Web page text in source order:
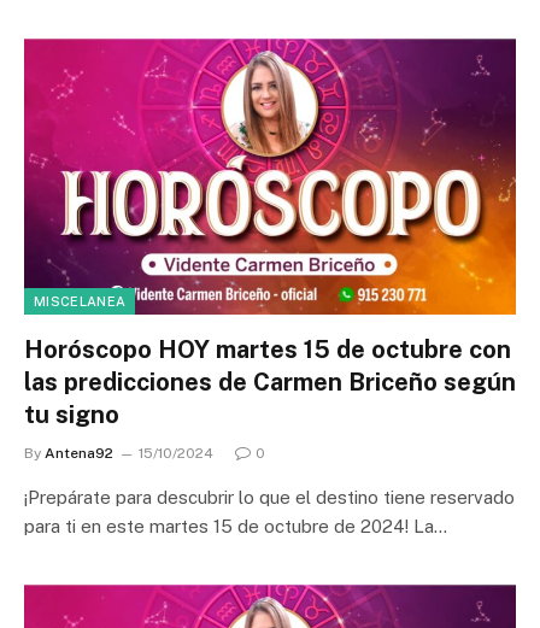
MISCELANEA
Horóscopo HOY martes 15 de octubre con
las predicciones de Carmen Briceño según
tu signo
By Antena92 15/10/2024 0
¡Prepárate para descubrir lo que el destino tiene reservado
para ti en este martes 15 de octubre de 2024! La…